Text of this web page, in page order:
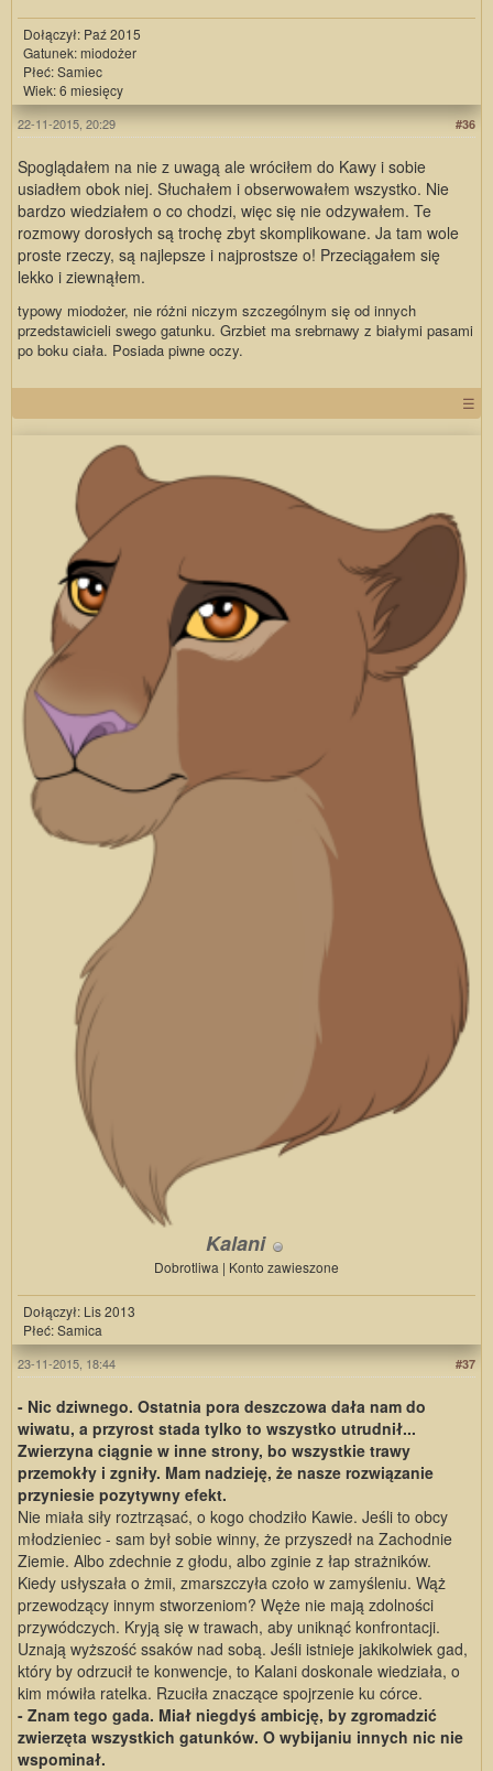
Dołączył: Paź 2015
Gatunek: miodożer
Płeć: Samiec
Wiek: 6 miesięcy
#36
22-11-2015, 20:29
Spoglądałem na nie z uwagą ale wróciłem do Kawy i sobie
usiadłem obok niej. Słuchałem i obserwowałem wszystko. Nie
bardzo wiedziałem o co chodzi, więc się nie odzywałem. Te
rozmowy dorosłych są trochę zbyt skomplikowane. Ja tam wole
proste rzeczy, są najlepsze i najprostsze o! Przeciągałem się
lekko i ziewnąłem.
typowy miodożer, nie różni niczym szczególnym się od innych
przedstawicieli swego gatunku. Grzbiet ma srebrnawy z białymi pasami
po boku ciała. Posiada piwne oczy.
☰
Kalani
Dobrotliwa | Konto zawieszone
Dołączył: Lis 2013
Płeć: Samica
#37
23-11-2015, 18:44
- Nic dziwnego. Ostatnia pora deszczowa dała nam do
wiwatu, a przyrost stada tylko to wszystko utrudnił...
Zwierzyna ciągnie w inne strony, bo wszystkie trawy
przemokły i zgniły. Mam nadzieję, że nasze rozwiązanie
przyniesie pozytywny efekt.
Nie miała siły roztrząsać, o kogo chodziło Kawie. Jeśli to obcy
młodzieniec - sam był sobie winny, że przyszedł na Zachodnie
Ziemie. Albo zdechnie z głodu, albo zginie z łap strażników.
Kiedy usłyszała o żmii, zmarszczyła czoło w zamyśleniu. Wąż
przewodzący innym stworzeniom? Węże nie mają zdolności
przywódczych. Kryją się w trawach, aby uniknąć konfrontacji.
Uznają wyższość ssaków nad sobą. Jeśli istnieje jakikolwiek gad,
który by odrzucił te konwencje, to Kalani doskonale wiedziała, o
kim mówiła ratelka. Rzuciła znaczące spojrzenie ku córce.
- Znam tego gada. Miał niegdyś ambicję, by zgromadzić
zwierzęta wszystkich gatunków. O wybijaniu innych nic nie
wspominał.